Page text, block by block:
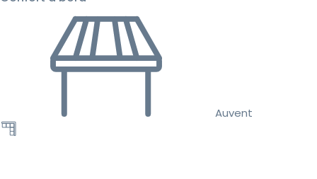
Auvent